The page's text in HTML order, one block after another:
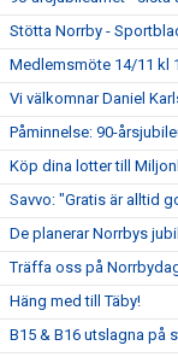
Stötta Norrby -
Medlemsmöte 14/11 kl
Vi välkomnar Daniel
Påminnelse: 90-
Köp dina lotter till
Savvo: "Gratis är alltid
De planerar Norrbys
Träffa oss på
Häng med till Täby!
B15 & B16 utslagna på